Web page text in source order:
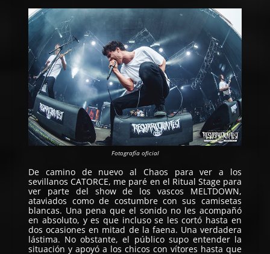
Fotografía oficial
De camino de nuevo al Chaos para ver a los
sevillanos CATORCE, me paré en el Ritual Stage para
ver parte del show de los vascos MELTDOWN,
ataviados como de costumbre con sus camisetas
blancas. Una pena que el sonido no les acompañó
en absoluto, y es que incluso se les cortó hasta en
dos ocasiones en mitad de la faena. Una verdadera
lástima. No obstante, el público supo entender la
situación y apoyó a los chicos con vítores hasta que